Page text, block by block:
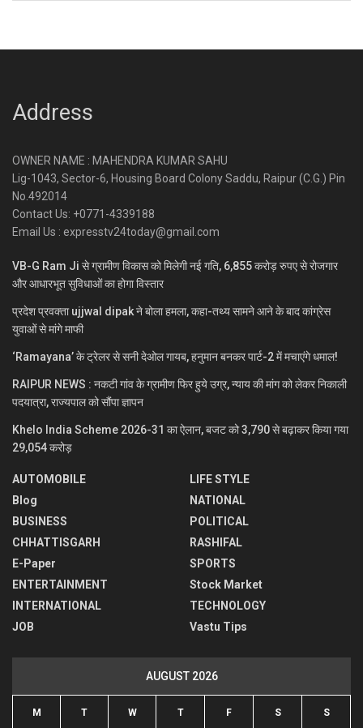
Address
OWNER NAME : MAHENDRA KUMAR SAHU
Lig-1043, Sector-6, Housing Board Colony Saddu, Raipur (C.G.) Pin
No.492014
Contact Us: +0771-4339188
Email Us : expresstv24today@gmail.com
VB-G Ram Ji से ग्रामीण विकास को मिलेगी नई गति, 6,855 करोड़ रुपए से रोजगार
और आधारभूत सुविधाओं का होगा विस्तार
प्रदेश प्रवक्ता ujjwal dipak ने बोला हमला, कहा-तथ्य सामने आने के बाद कांग्रेस
युवाओं से मांगे माफी
‘Ramayana’ के ट्रेलर से सनी देओल गायब, हनुमान बनकर पार्ट-2 में मचाएंगे धमाल!
RAIPUR NEWS : नकटी गांव के ग्रामीण फिर हुये उग्र, न्याय की मांग को लेकर निकाली
पदयात्रा, राज्यपाल को सौंपा ज्ञापन
Khelo India Scheme 2026-31 का ऐलान, बजट को 3,790 से बढ़ाकर किया गया
29,054 करोड़
AUTOMOBILE
Blog
BUSINESS
CHHATTISGARH
E-Paper
ENTERTAINMENT
INTERNATIONAL
JOB
LIFE STYLE
NATIONAL
POLITICAL
RASHIFAL
SPORTS
Stock Market
TECHNOLOGY
Vastu Tips
AUGUST 2026
M T W T F S S